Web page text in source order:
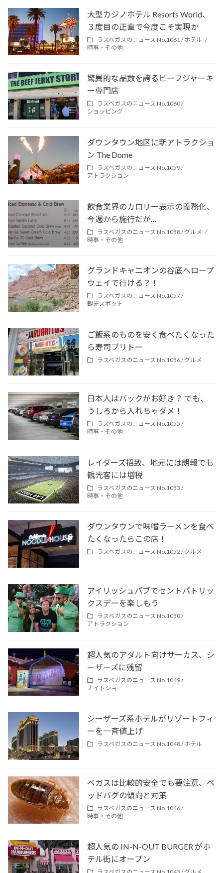
大型カジノホテル Resorts World、
３度目の正直で今度こそ実現か
ラスベガスのニュース No.1061 /ホテル
時事・その他
驚異的な品数を誇るビーフジャーキ
ー専門店
ラスベガスのニュース No.1060 /
ショッピング
ダウンタウン地区に新アトラクショ
ン The Dome
ラスベガスのニュース No.1059 /
アトラクション
飲食業界のカロリー表示の義務化、
今週から施行だが…
ラスベガスのニュース No.1058 /グルメ
時事・その他
グランドキャニオンの谷底へロープ
ウェイで行ける？！
ラスベガスのニュース No.1057 /
観光スポット
ご飯系のものを安く食べたくなった
ら寿司ブリトー
ラスベガスのニュース No.1056 /グルメ
日本人はバックがお好き？ でも、
うしろから入れちゃダメ！
ラスベガスのニュース No.1055 /
時事・その他
レイダーズ招致、地元には朗報でも
観光客には増税
ラスベガスのニュース No.1053 /
時事・その他
ダウンタウンで味噌ラーメンを食べ
たくなったらこの店！
ラスベガスのニュース No.1052 /グルメ
アイリッシュパブでセントパトリッ
クスデーを楽しもう
ラスベガスのニュース No.1050 /
アトラクション
超人気のアダルト向けサーカス、シ
ーザーズに残留
ラスベガスのニュース No.1049 /
ナイトショー
シーザーズ系ホテルがリゾートフィ
ーを一斉値上げ
ラスベガスのニュース No.1048 /ホテル
ベガスは比較的安全でも要注意、ベ
ッドバグの傾向と対策
ラスベガスのニュース No.1046 /
時事・その他
超人気の IN-N-OUT BURGER がホ
テル街にオープン